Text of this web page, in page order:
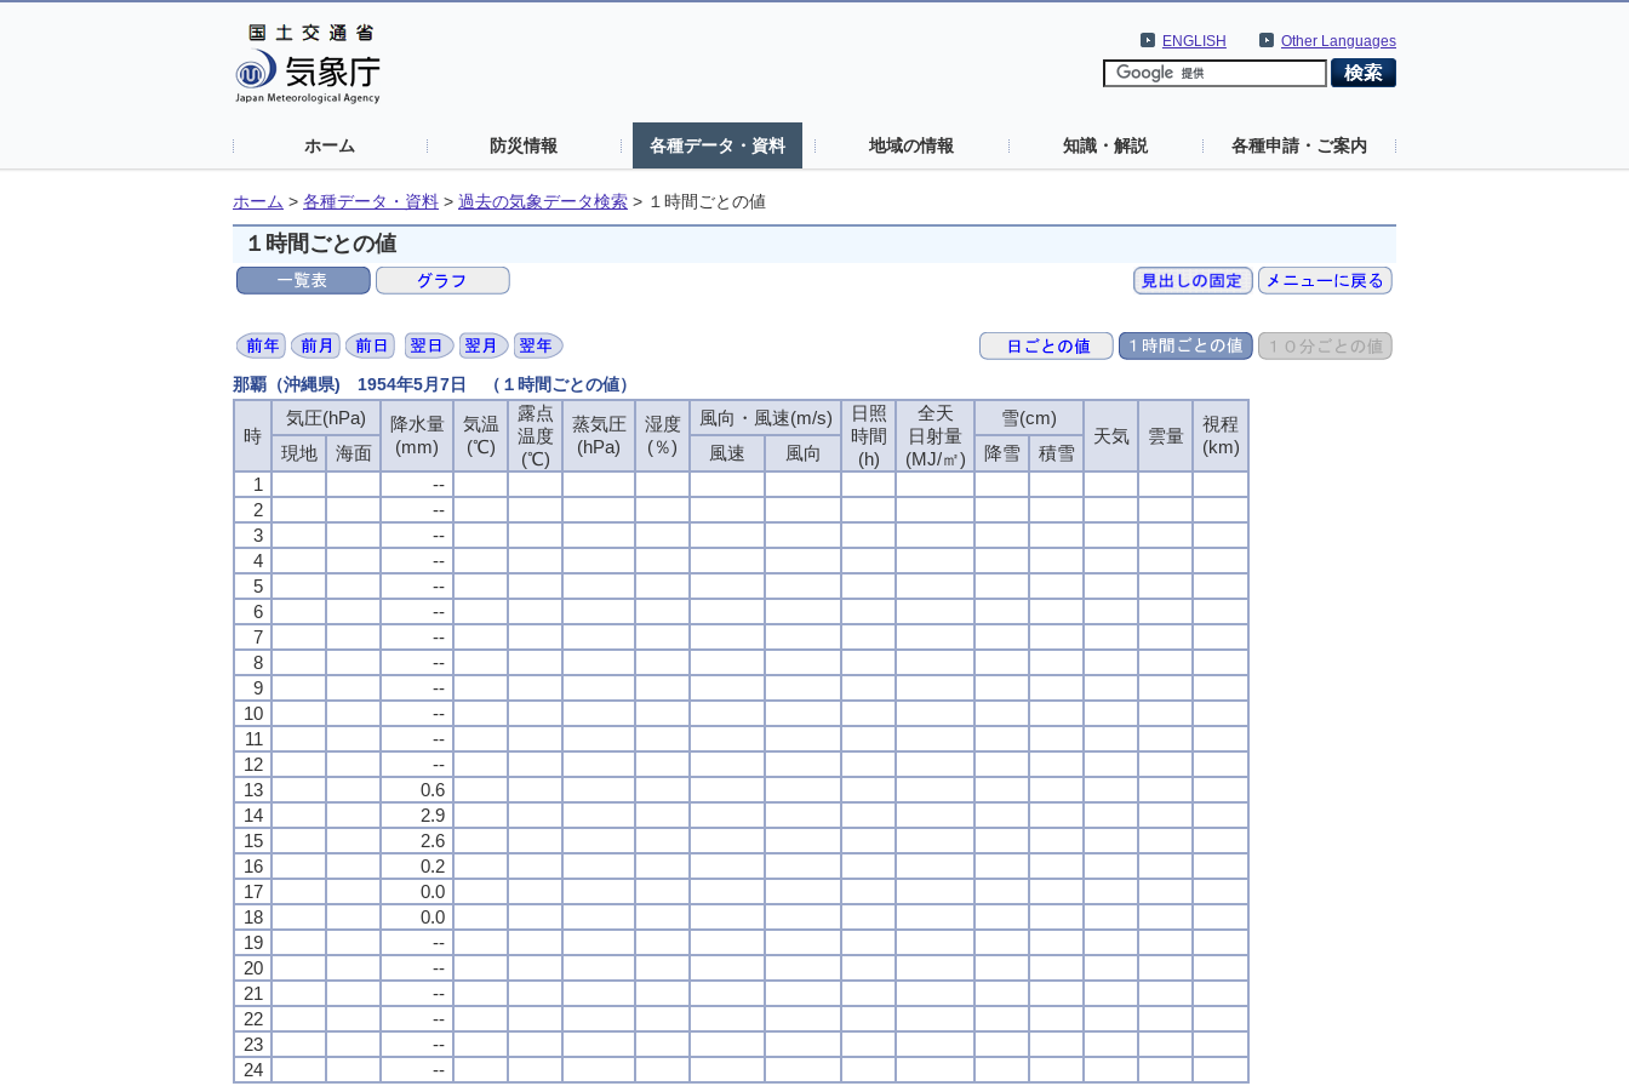
Other Languages
ENGLISH
ホーム 防災情報 各種データ・資料 地域の情報 知識・解説 各種申請・ご案内
ホーム > 各種データ・資料 > 過去の気象データ検索 > １時間ごとの値
１時間ごとの値
那覇（沖縄県) 1954年5月7日 （１時間ごとの値）
時
気圧(hPa)
降水量
(mm)
気温
(℃)
露点
温度
(℃)
蒸気圧
(hPa)
湿度
(％)
風向・風速(m/s)
日照
時間
(h)
全天
日射量
(MJ/㎡)
雪(cm)
天気
雲量
視程
(km)
現地 海面 風速 風向 降雪
積雪
1
--
2
--
3
--
4
--
5
--
6
--
7
--
8
--
9
--
10
--
11
--
12
--
13
0.6
14
2.9
15
2.6
16
0.2
17
0.0
18
0.0
19
--
20
--
21
--
22
--
23
--
24
--